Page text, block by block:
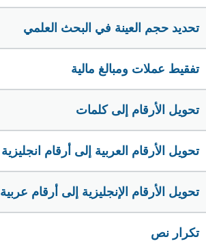
تحديد حجم العينة في البحث العلمي
تفقيط عملات ومبالغ مالية
تحويل الأرقام إلى كلمات
تحويل الأرقام العربية إلى أرقام انجليزية
تحويل الأرقام الإنجليزية إلى أرقام عربية
تكرار نص